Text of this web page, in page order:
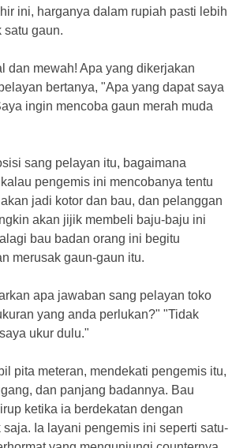
ini, harganya dalam rupiah pasti lebih
satu gaun.
dan mewah! Apa yang dikerjakan
bertanya, "Apa yang dapat saya
ingin mencoba gaun merah muda
sang pelayan itu, bagaimana
pengemis ini mencobanya tentu
jadi kotor dan bau, dan pelanggan
akan jijik membeli baju-baju ini
bau badan orang ini begitu
merusak gaun-gaun itu.
apa jawaban sang pelayan toko
yang anda perlukan?" "Tidak
ukur dulu."
pita meteran, mendekati pengemis itu,
dan panjang badannya. Bau
ketika ia berdekatan dengan
Ia layani pengemis ini seperti satu-